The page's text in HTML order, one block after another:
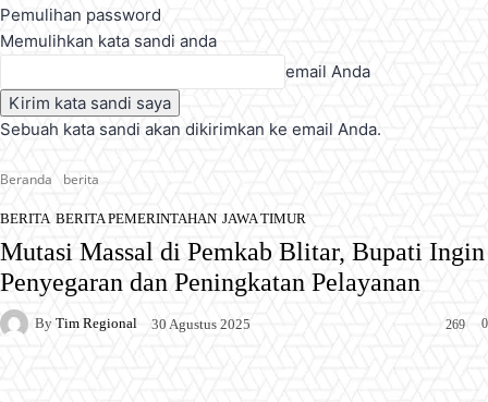
Pemulihan password
Memulihkan kata sandi anda
email Anda
Sebuah kata sandi akan dikirimkan ke email Anda.
Beranda berita
BERITA BERITA PEMERINTAHAN JAWA TIMUR
Mutasi Massal di Pemkab Blitar, Bupati Ingin
Penyegaran dan Peningkatan Pelayanan
By Tim Regional 30 Agustus 2025 0
269